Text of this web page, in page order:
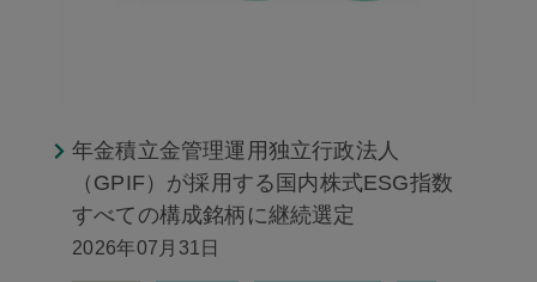
年金積立金管理運用独立行政法人
（GPIF）が採用する国内株式ESG指数
すべての構成銘柄に継続選定
2026年07月31日